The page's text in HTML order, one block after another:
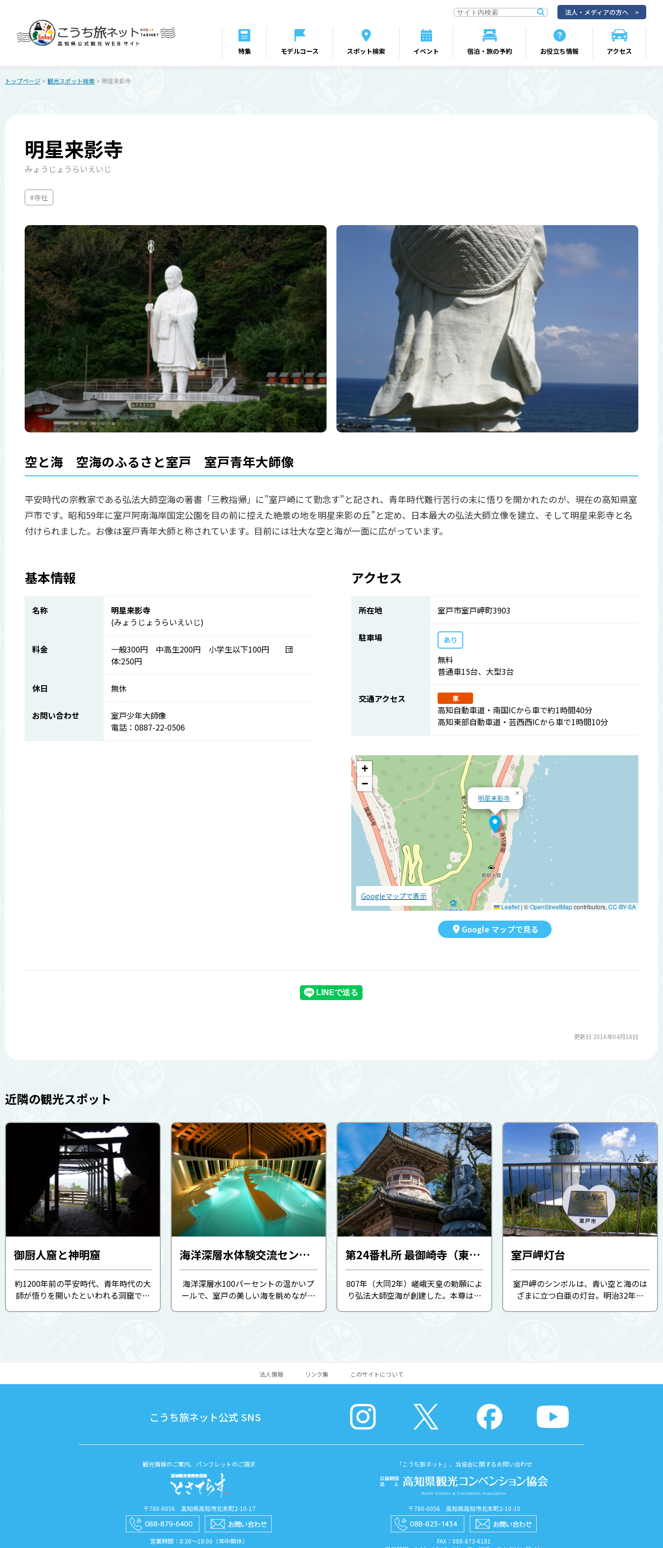
特集 モデルコース スポット検索 イベント 宿泊・旅の予約 お役立ち情報 アクセス
法人・メディアの方へ
トップページ > 観光スポット検索 > 明星来影寺
明星来影寺
みょうじょうらいえいじ
#寺社
空と海 空海のふるさと室戸 室戸青年大師像
平安時代の宗教家である弘法大師空海の著書「三教指帰」に”室戸崎にて勤念す”と記され、青年時代難行苦行の末に悟りを開かれたのが、現在の高知県室
戸市です。昭和59年に室戸阿南海岸国定公園を目の前に控えた絶景の地を明星来影の丘”と定め、日本最大の弘法大師立像を建立、そして明星来影寺と名
付けられました。お像は室戸青年大師と称されています。目前には壮大な空と海が一面に広がっています。
基本情報
名称
明星来影寺
(みょうじょうらいえいじ)
料金
一般300円 中高生200円 小学生以下100円 団
体:250円
休日 無休
お問い合わせ
室戸少年大師像
電話：0887-22-0506
アクセス
所在地 室戸市室戸岬町3903
駐車場 あり
無料
普通車15台、大型3台
交通アクセス 車
高知自動車道・南国ICから車で約1時間40分
高知東部自動車道・芸西西ICから車で1時間10分
明星来影寺
×
+
−
Leaflet | ©OpenStreetMapcontributors, CC-BY-SA
Googleマップで表示
Google マップで見る
更新日 2016年04月18日
近隣の観光スポット
御厨人窟と神明窟
約1200年前の平安時代、青年時代の大
師が悟りを開いたといわれる洞窟で、
海洋深層水体験交流センター シレストむろと
海洋深層水100パーセントの温かいプ
ールで、室戸の美しい海を眺めながら
第24番札所 最御崎寺（東寺）
807年（大同2年）嵯峨天皇の勅願によ
り弘法大師空海が創建した。本尊は空
室戸岬灯台
室戸岬のシンボルは、青い空と海のは
ざまに立つ白亜の灯台。明治32年以
法人情報 リンク集 このサイトについて
こうち旅ネット公式 SNS
観光情報のご案内、パンフレットのご請求
〒780-0056 高知県高知市北本町2-10-17
営業時間：8:30〜18:00（年中無休）
「こうち旅ネット」、当協会に関するお問い合わせ
〒780-0056 高知県高知市北本町2-10-10
FAX：088​-873​-6181